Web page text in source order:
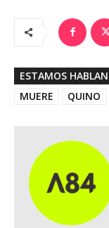
ESTAMOS
MUERE
QUINO